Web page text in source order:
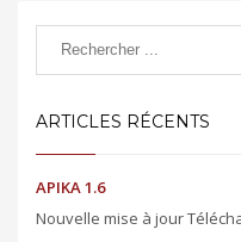
ARTICLES RÉCENTS
APIKA 1.6
Nouvelle mise à jour